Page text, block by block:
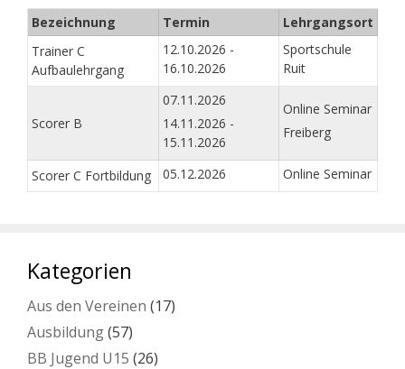
Bezeichnung Termin
Lehrgangsort
Trainer C
Aufbaulehrgang
12.10.2026 -
16.10.2026
Sportschule
Ruit
Scorer B
07.11.2026
14.11.2026 -
15.11.2026
Online Seminar
Freiberg
Scorer C Fortbildung 05.12.2026 Online Seminar
Kategorien
Aus den Vereinen (17)
Ausbildung(57)
BB Jugend U15 (26)